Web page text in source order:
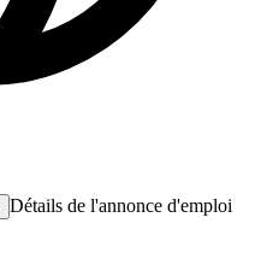
Détails de l'annonce d'emploi